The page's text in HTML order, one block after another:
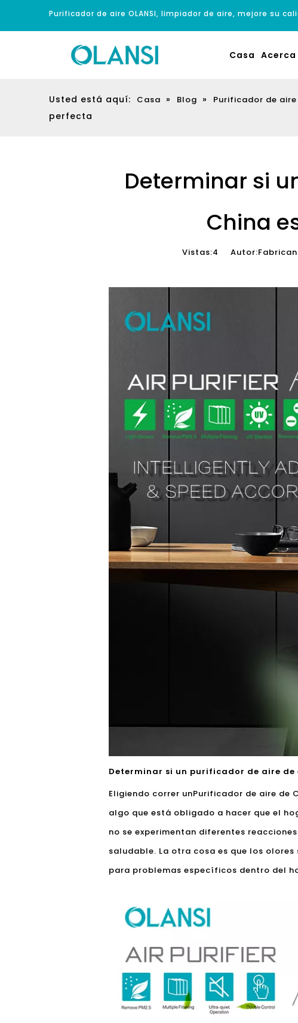
Purificador de aire OLANSI, limpiador de aire, mejore su
Casa Acerca
Usted está aquí: Casa » Blog » Purificador de
perfecta
Determinar si
China
Vistas:4
Determinar si un purificador de aire
Eligiendo correr unPurificador de aire de
algo que está obligado a hacer que el
no se experimentan diferentes
saludable. La otra cosa es que los
para problemas específicos dentro del